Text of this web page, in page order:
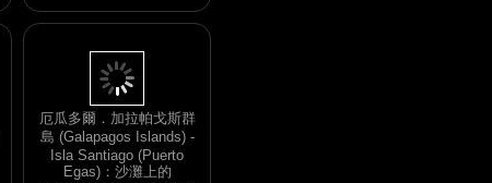
厄瓜多爾．加拉帕戈斯群
島 (Galapagos Islands) -
Isla Santiago (Puerto